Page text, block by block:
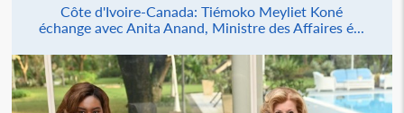
Côte d'Ivoire-Canada: Tiémoko Meyliet Koné
échange avec Anita Anand, Ministre des Affaires é...